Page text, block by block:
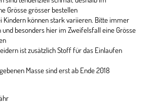
Grösse grösser bestellen
Kindern können stark variieren. Bitte immer
besonders hier im Zweifelsfall eine Grösse
ist zusätzlich Stoff für das Einlaufen
Masse sind erst ab Ende 2018